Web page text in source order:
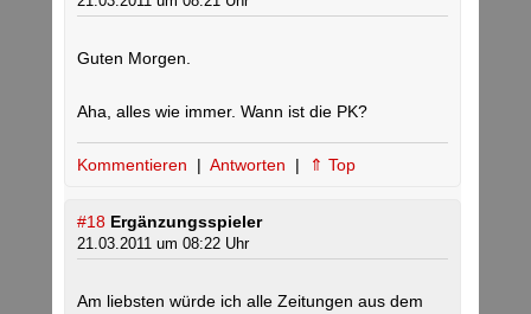
Guten Morgen.
Aha, alles wie immer. Wann ist die PK?
Kommentieren | Antworten | ⇑ Top
#18 Ergänzungsspieler
21.03.2011 um 08:22 Uhr
Am liebsten würde ich alle Zeitungen aus dem